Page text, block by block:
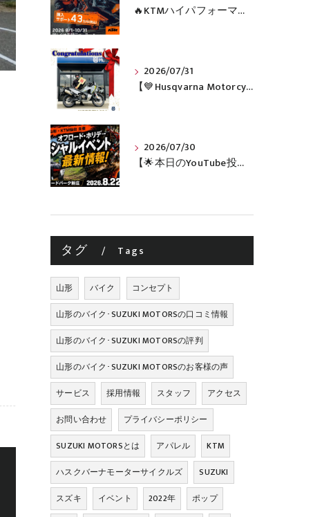
🔥KTMハイパフォーマンスネイキッドがお得に手に入るチャンス🔥
2026/07/31
【💙Husqvarna Motorcycles / NORDEN 901💙】 ご納車おめでとうございます🎉✨
2026/07/30
【🌟本日のYouTube投稿完了🌟】 🔥田中太一さんをスペシャルゲストに🔥 8月22日(土)オフロード・ホリデー最新情報！！
タグ Tags
山形 バイク
コンセプト
山形のバイク･SUZUKI MOTORSの口コミ情報
山形のバイク･SUZUKI MOTORSの評判
山形のバイク･SUZUKI MOTORSのお客様の声
サービス
採用情報 スタッフ
アクセス
お問い合わせ
プライバシーポリシー
SUZUKI MOTORSとは
アパレル
KTM
ハスクバーナモーターサイクルズ
SUZUKI
スズキ
イベント 2022年
ポップ